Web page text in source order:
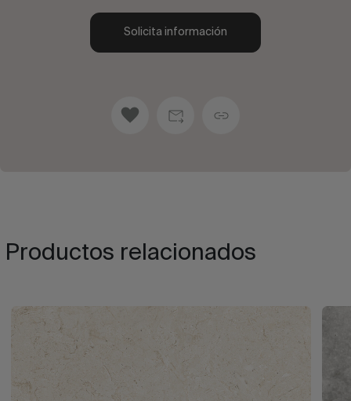
Solicita información
Productos relacionados